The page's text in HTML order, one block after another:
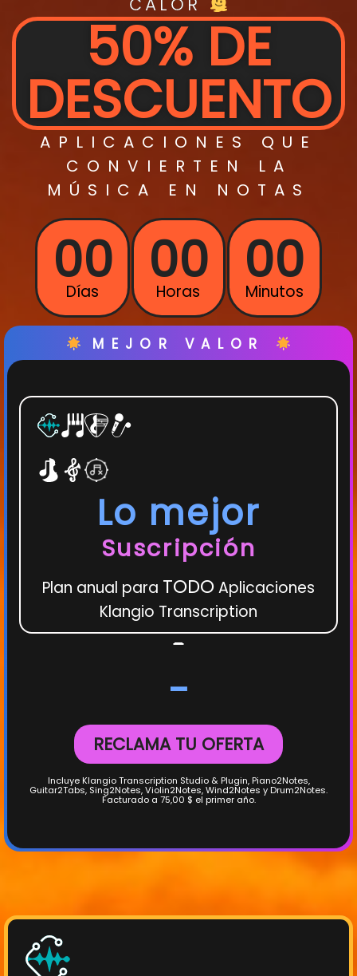
CALOR
50% DE
DESCUENTO
APLICACIONES QUE
CONVIERTEN LA
MÚSICA EN NOTAS
00
Días 00
Horas 00
Minutos
MEJOR VALOR
Lo mejor
Suscripción
Plan anual para TODOAplicaciones
Klangio Transcription
-
-
RECLAMA TU OFERTA
Incluye Klangio Transcription Studio & Plugin, Piano2Notes,
Guitar2Tabs, Sing2Notes, Violin2Notes, Wind2Notes y Drum2Notes.
Facturado a 75,00 $ el primer año.